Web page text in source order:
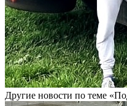
Другие новости по теме